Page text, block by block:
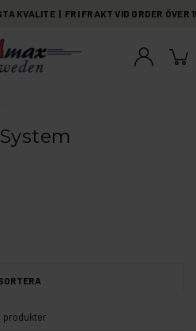
KVALITE | FRI FRAKT VID ORDER
produkter